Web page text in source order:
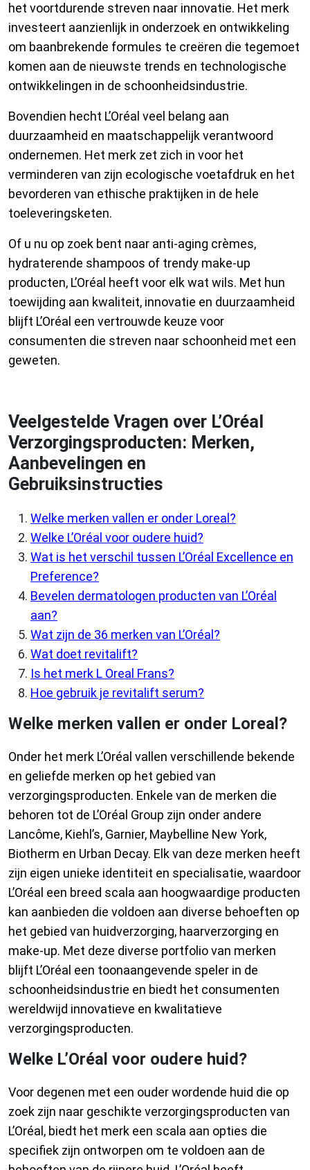
het voortdurende streven naar innovatie. Het merk
investeert aanzienlijk in onderzoek en ontwikkeling
om baanbrekende formules te creëren die tegemoet
komen aan de nieuwste trends en technologische
ontwikkelingen in de schoonheidsindustrie.
Bovendien hecht L’Oréal veel belang aan
duurzaamheid en maatschappelijk verantwoord
ondernemen. Het merk zet zich in voor het
verminderen van zijn ecologische voetafdruk en het
bevorderen van ethische praktijken in de hele
toeleveringsketen.
Of u nu op zoek bent naar anti-aging crèmes,
hydraterende shampoos of trendy make-up
producten, L’Oréal heeft voor elk wat wils. Met hun
toewijding aan kwaliteit, innovatie en duurzaamheid
blijft L’Oréal een vertrouwde keuze voor
consumenten die streven naar schoonheid met een
geweten.
Veelgestelde Vragen over L’Oréal
Verzorgingsproducten: Merken,
Aanbevelingen en
Gebruiksinstructies
Welke merken vallen er onder Loreal?
Welke L’Oréal voor oudere huid?
Wat is het verschil tussen L’Oréal Excellence en
Preference?
Bevelen dermatologen producten van L’Oréal
aan?
Wat zijn de 36 merken van L’Oréal?
Wat doet revitalift?
Is het merk L Oreal Frans?
Hoe gebruik je revitalift serum?
Welke merken vallen er onder Loreal?
Onder het merk L’Oréal vallen verschillende bekende
en geliefde merken op het gebied van
verzorgingsproducten. Enkele van de merken die
behoren tot de L’Oréal Group zijn onder andere
Lancôme, Kiehl’s, Garnier, Maybelline New York,
Biotherm en Urban Decay. Elk van deze merken heeft
zijn eigen unieke identiteit en specialisatie, waardoor
L’Oréal een breed scala aan hoogwaardige producten
kan aanbieden die voldoen aan diverse behoeften op
het gebied van huidverzorging, haarverzorging en
make-up. Met deze diverse portfolio van merken
blijft L’Oréal een toonaangevende speler in de
schoonheidsindustrie en biedt het consumenten
wereldwijd innovatieve en kwalitatieve
verzorgingsproducten.
Welke L’Oréal voor oudere huid?
Voor degenen met een ouder wordende huid die op
zoek zijn naar geschikte verzorgingsproducten van
L’Oréal, biedt het merk een scala aan opties die
specifiek zijn ontworpen om te voldoen aan de